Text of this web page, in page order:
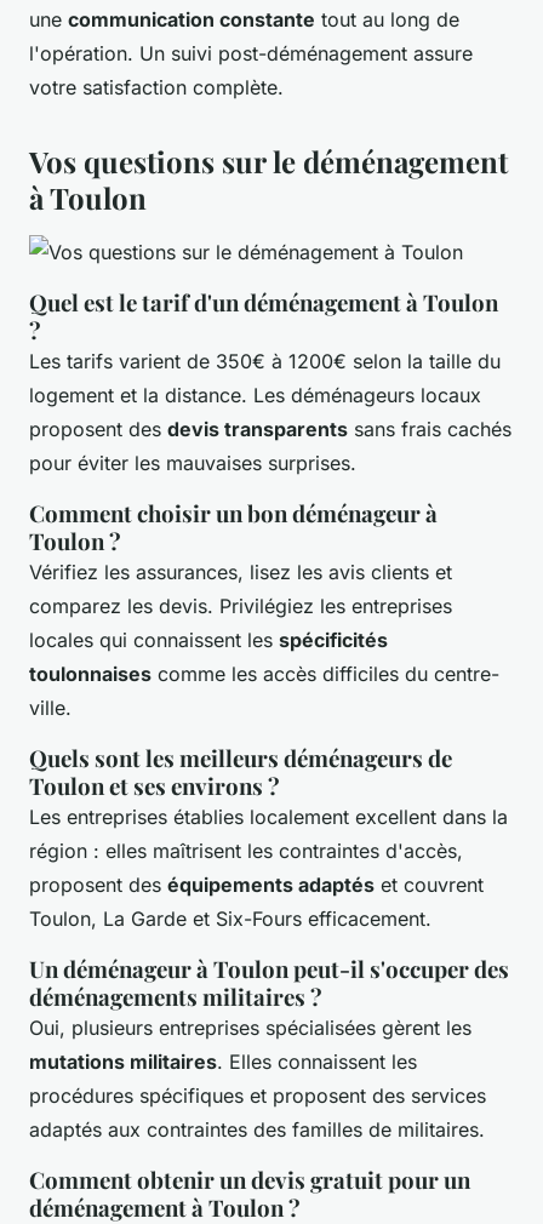
une communication constante tout au long de
l'opération. Un suivi post-déménagement assure
votre satisfaction complète.
Vos questions sur le déménagement
à Toulon
Quel est le tarif d'un déménagement à Toulon
?
Les tarifs varient de 350€ à 1200€ selon la taille du
logement et la distance. Les déménageurs locaux
proposent des devis transparents sans frais cachés
pour éviter les mauvaises surprises.
Comment choisir un bon déménageur à
Toulon ?
Vérifiez les assurances, lisez les avis clients et
comparez les devis. Privilégiez les entreprises
locales qui connaissent les spécificités
toulonnaises comme les accès difficiles du centre-
ville.
Quels sont les meilleurs déménageurs de
Toulon et ses environs ?
Les entreprises établies localement excellent dans la
région : elles maîtrisent les contraintes d'accès,
proposent des équipements adaptés et couvrent
Toulon, La Garde et Six-Fours efficacement.
Un déménageur à Toulon peut-il s'occuper des
déménagements militaires ?
Oui, plusieurs entreprises spécialisées gèrent les
mutations militaires. Elles connaissent les
procédures spécifiques et proposent des services
adaptés aux contraintes des familles de militaires.
Comment obtenir un devis gratuit pour un
déménagement à Toulon ?